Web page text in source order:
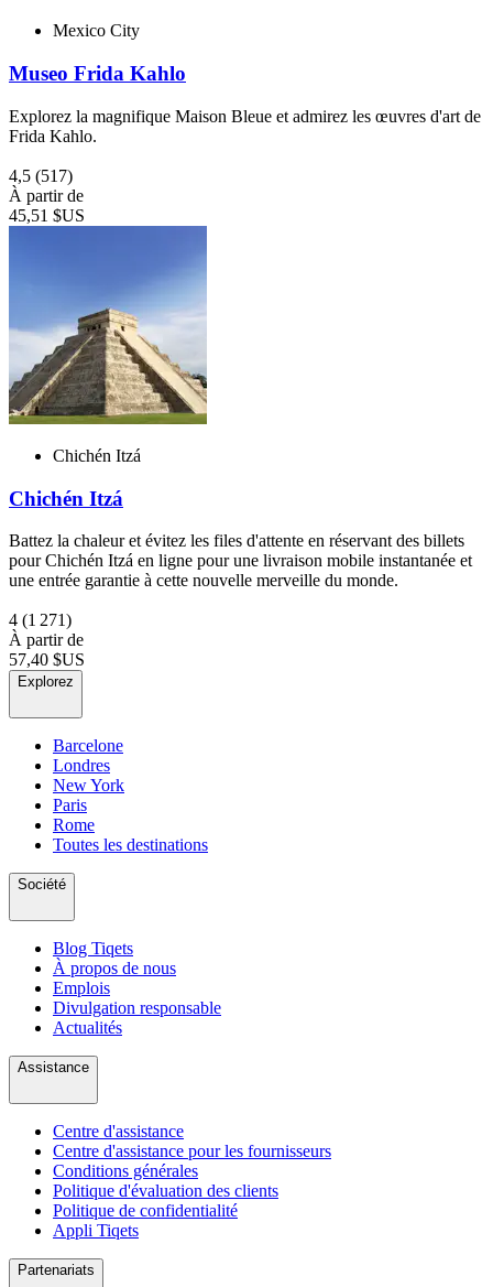
Mexico City
Museo Frida Kahlo
Explorez la magnifique Maison Bleue et admirez les œuvres d'art de
Frida Kahlo.
4,5 (517)
À partir de
45,51 $US
Chichén Itzá
Chichén Itzá
Battez la chaleur et évitez les files d'attente en réservant des billets
pour Chichén Itzá en ligne pour une livraison mobile instantanée et
une entrée garantie à cette nouvelle merveille du monde.
4 (1 271)
À partir de
57,40 $US
Explorez
Barcelone
Londres
New York
Paris
Rome
Toutes les destinations
Société
Blog Tiqets
À propos de nous
Emplois
Divulgation responsable
Actualités
Assistance
Centre d'assistance
Centre d'assistance pour les fournisseurs
Conditions générales
Politique d'évaluation des clients
Politique de confidentialité
Appli Tiqets
Partenariats